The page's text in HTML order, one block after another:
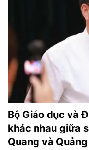
Bộ Giáo dục và
khác nhau giữa
Quang và